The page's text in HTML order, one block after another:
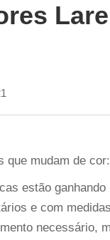
que mudam de
estão
e com
necessário,